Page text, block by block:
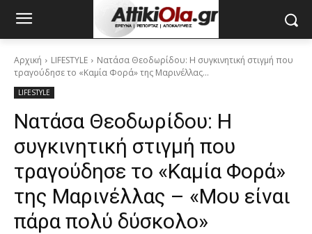
Αρχική LIFESTYLE
Νατάσα Θεοδωρίδου: Η συγκινητική στιγμή που
τραγούδησε το «Καμία Φορά» της Μαρινέλλας...
LIFESTYLE
Νατάσα Θεοδωρίδου: Η
συγκινητική στιγμή που
τραγούδησε το «Καμία Φορά»
της Μαρινέλλας – «Μου είναι
πάρα πολύ δύσκολο»